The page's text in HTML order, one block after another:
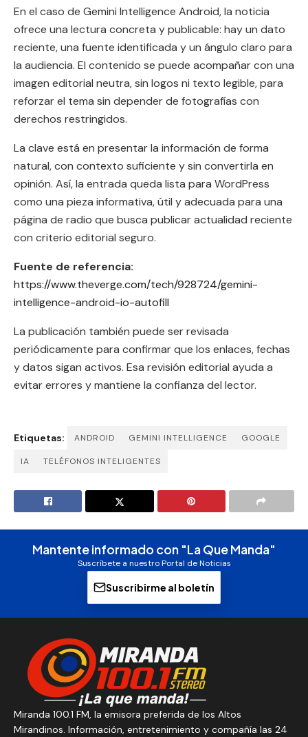
En el caso de Gemini Intelligence Android, la noticia
ofrece una lectura concreta y publicable: hay un dato
reciente, una fuente identificada y un ángulo claro para
la audiencia. El contenido se puede acompañar con una
imagen editorial neutra, sin logos ni texto legible, para
reforzar el tema sin depender de fotografías con
derechos restringidos.
La clave está en presentar la información de forma
natural, con contexto suficiente y sin convertirla en
opinión. Así, la entrada queda lista para WordPress
como una pieza informativa, útil y adecuada para una
página de radio que busca publicar actualidad reciente
con criterio editorial seguro.
Fuente de referencia:
https://www.theverge.com/tech/928724/gemini-
intelligence-android-io-autofill
La publicación también puede ser revisada
periódicamente para confirmar que los enlaces, fechas
y datos sigan activos. Esa revisión editorial ayuda a
evitar errores y mantiene la confianza del lector.
Etiquetas: ANDROID GEMINI INTELLIGENCE GOOGLE
IA TELÉFONOS INTELIGENTES
Mantente informado con "La Que Manda"
Suscríbete a nuestro Portal de Noticias
Suscribirme al boletín
Miranda 100.1 FM, la emisora preferida de los Altos
Mirandinos. Información, entretenimiento y compañía las 24